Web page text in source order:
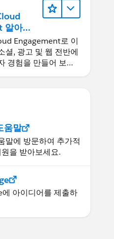
알아보
Engagement로 이
셜, 광고 및 웹 전반에
경험을 만들어 보세
움말
말에 방문하여 추가적
을 받아보세요.
아이디어를 제출하